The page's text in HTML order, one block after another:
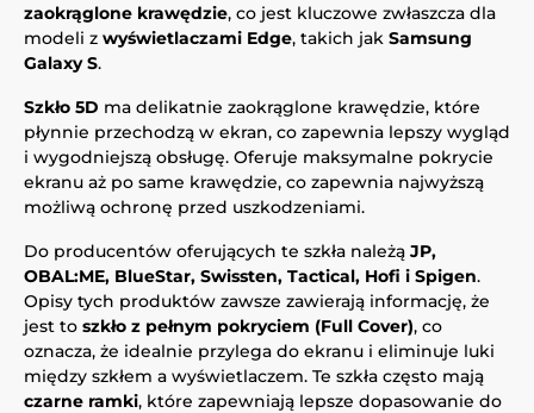
zaokrąglone krawędzie, co jest kluczowe zwłaszcza dla
modeli z wyświetlaczami Edge, takich jak Samsung
Galaxy S.
Szkło 5D ma delikatnie zaokrąglone krawędzie, które
płynnie przechodzą w ekran, co zapewnia lepszy wygląd
i wygodniejszą obsługę. Oferuje maksymalne pokrycie
ekranu aż po same krawędzie, co zapewnia najwyższą
możliwą ochronę przed uszkodzeniami.
Do producentów oferujących te szkła należą JP,
OBAL:ME, BlueStar, Swissten, Tactical, Hofi i Spigen.
Opisy tych produktów zawsze zawierają informację, że
jest to szkło z pełnym pokryciem (Full Cover), co
oznacza, że idealnie przylega do ekranu i eliminuje luki
między szkłem a wyświetlaczem. Te szkła często mają
czarne ramki, które zapewniają lepsze dopasowanie do